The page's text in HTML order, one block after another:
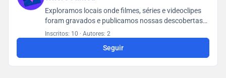
Exploramos locais onde filmes, séries e videoclipes
foram gravados e publicamos nossas descobertas
em um banco de dados acessível a todos os
Inscritos: 10 · Autores: 2
Seguir